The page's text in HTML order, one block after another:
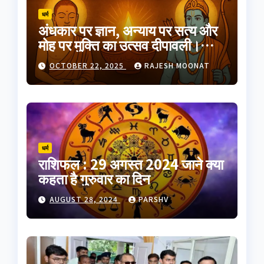
धर्म
अंधकार पर ज्ञान, अन्याय पर सत्य और
मोह पर मुक्ति का उत्सव दीपावली।
भारतीय परंपरा का यह त्योहार
आत्मप्रकाश का प्रतीक है
OCTOBER 22, 2025 RAJESH MOONAT
धर्म
राशिफल : 29 अगस्त 2024 जाने क्या
कहता है गुरुवार का दिन
AUGUST 28, 2024 PARSHV